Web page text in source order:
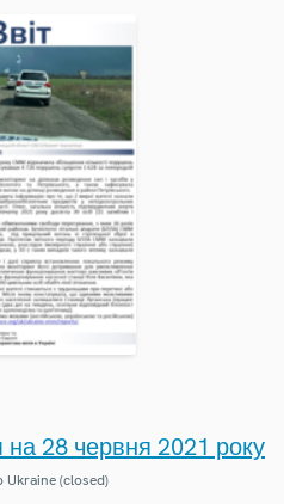
на 28 червня 2021 року
Ukraine (closed)